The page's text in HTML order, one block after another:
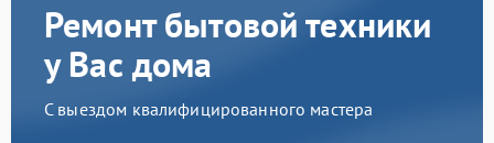
Ремонт бытовой техники
у Вас дома
С выездом квалифицированного мастера